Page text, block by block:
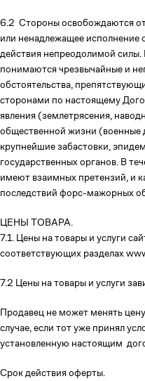
6.2 Стороны освобождаются от
или ненадлежащее исполнение
действия непреодолимой
понимаются чрезвычайные и
обстоятельства,
сторонами по настоящему
явления (землетрясения,
общественной жизни (военные
крупнейшие забастовки,
государственных органов. В
имеют взаимных претензий, и
последствий форс-мажорных
ЦЕНЫ ТОВАРА.
7.1. Цены на товары и услуги
соответствующих разделах
7.2 Цены на товары и услуги
Продавец не может менять
случае, если тот уже принял
установленную настоящим
Срок действия оферты.